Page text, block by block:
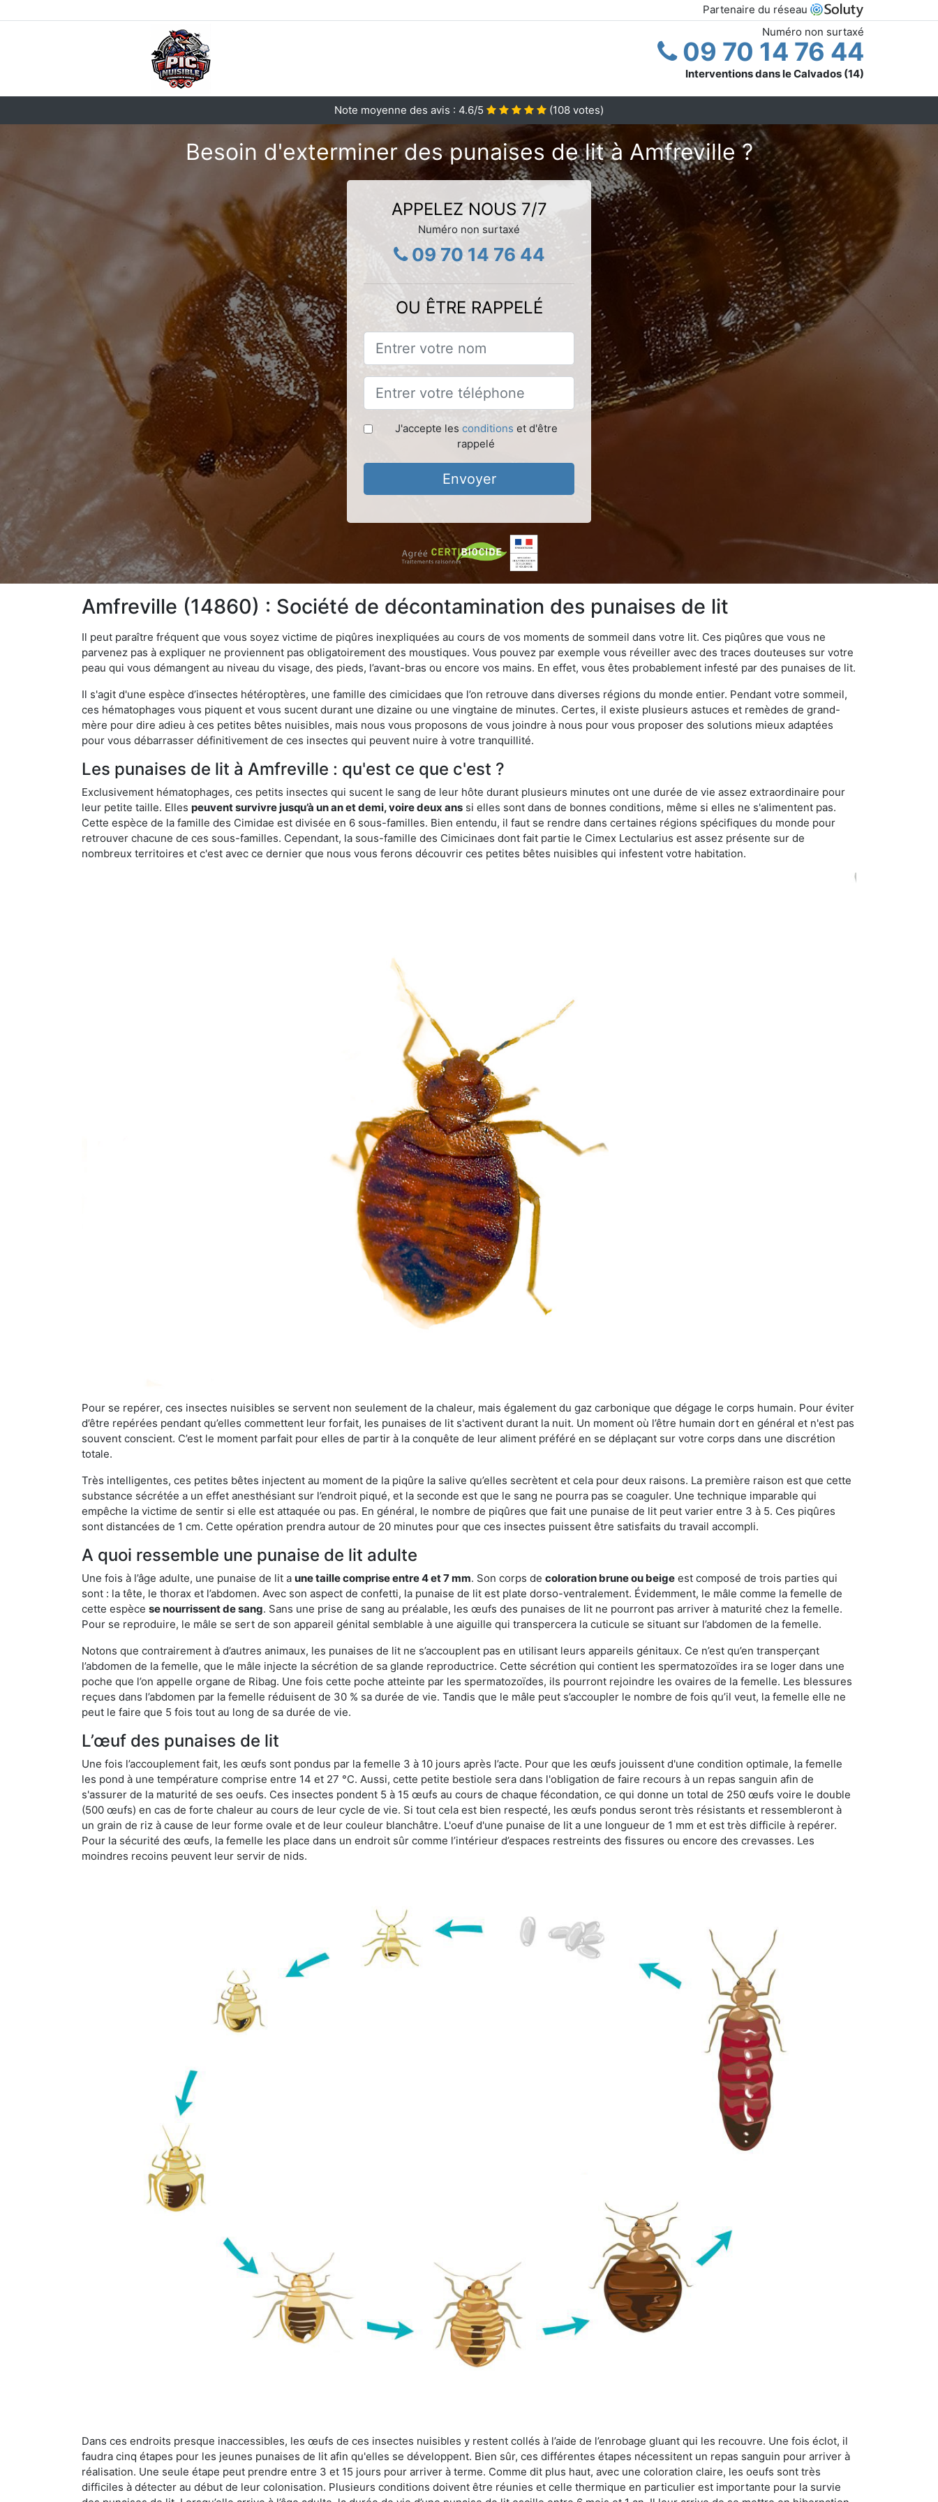
Partenaire du réseau
Numéro non surtaxé
09 70 14 76 44
Interventions dans le Calvados (14)
Note moyenne des avis : 4.6/5 (108 votes)
Besoin d'exterminer des punaises de lit à Amfreville ?
APPELEZ NOUS 7/7
Numéro non surtaxé
09 70 14 76 44
OU ÊTRE RAPPELÉ
J'accepte les conditions et d'être
rappelé
Envoyer
Amfreville (14860) : Société de décontamination des punaises de lit
Il peut paraître fréquent que vous soyez victime de piqûres inexpliquées au cours de vos moments de sommeil dans votre lit. Ces piqûres que vous ne
parvenez pas à expliquer ne proviennent pas obligatoirement des moustiques. Vous pouvez par exemple vous réveiller avec des traces douteuses sur votre
peau qui vous démangent au niveau du visage, des pieds, l’avant-bras ou encore vos mains. En effet, vous êtes probablement infesté par des punaises de lit.
Il s'agit d'une espèce d’insectes hétéroptères, une famille des cimicidaes que l’on retrouve dans diverses régions du monde entier. Pendant votre sommeil,
ces hématophages vous piquent et vous sucent durant une dizaine ou une vingtaine de minutes. Certes, il existe plusieurs astuces et remèdes de grand-
mère pour dire adieu à ces petites bêtes nuisibles, mais nous vous proposons de vous joindre à nous pour vous proposer des solutions mieux adaptées
pour vous débarrasser définitivement de ces insectes qui peuvent nuire à votre tranquillité.
Les punaises de lit à Amfreville : qu'est ce que c'est ?
Exclusivement hématophages, ces petits insectes qui sucent le sang de leur hôte durant plusieurs minutes ont une durée de vie assez extraordinaire pour
leur petite taille. Elles peuvent survivre jusqu’à un an et demi, voire deux ans si elles sont dans de bonnes conditions, même si elles ne s'alimentent pas.
Cette espèce de la famille des Cimidae est divisée en 6 sous-familles. Bien entendu, il faut se rendre dans certaines régions spécifiques du monde pour
retrouver chacune de ces sous-familles. Cependant, la sous-famille des Cimicinaes dont fait partie le Cimex Lectularius est assez présente sur de
nombreux territoires et c'est avec ce dernier que nous vous ferons découvrir ces petites bêtes nuisibles qui infestent votre habitation.
Pour se repérer, ces insectes nuisibles se servent non seulement de la chaleur, mais également du gaz carbonique que dégage le corps humain. Pour éviter
d’être repérées pendant qu’elles commettent leur forfait, les punaises de lit s'activent durant la nuit. Un moment où l’être humain dort en général et n'est pas
souvent conscient. C’est le moment parfait pour elles de partir à la conquête de leur aliment préféré en se déplaçant sur votre corps dans une discrétion
totale.
Très intelligentes, ces petites bêtes injectent au moment de la piqûre la salive qu’elles secrètent et cela pour deux raisons. La première raison est que cette
substance sécrétée a un effet anesthésiant sur l’endroit piqué, et la seconde est que le sang ne pourra pas se coaguler. Une technique imparable qui
empêche la victime de sentir si elle est attaquée ou pas. En général, le nombre de piqûres que fait une punaise de lit peut varier entre 3 à 5. Ces piqûres
sont distancées de 1 cm. Cette opération prendra autour de 20 minutes pour que ces insectes puissent être satisfaits du travail accompli.
A quoi ressemble une punaise de lit adulte
Une fois à l’âge adulte, une punaise de lit a une taille comprise entre 4 et 7 mm. Son corps de coloration brune ou beige est composé de trois parties qui
sont : la tête, le thorax et l’abdomen. Avec son aspect de confetti, la punaise de lit est plate dorso-ventralement. Évidemment, le mâle comme la femelle de
cette espèce se nourrissent de sang. Sans une prise de sang au préalable, les œufs des punaises de lit ne pourront pas arriver à maturité chez la femelle.
Pour se reproduire, le mâle se sert de son appareil génital semblable à une aiguille qui transpercera la cuticule se situant sur l’abdomen de la femelle.
Notons que contrairement à d’autres animaux, les punaises de lit ne s’accouplent pas en utilisant leurs appareils génitaux. Ce n’est qu’en transperçant
l’abdomen de la femelle, que le mâle injecte la sécrétion de sa glande reproductrice. Cette sécrétion qui contient les spermatozoïdes ira se loger dans une
poche que l’on appelle organe de Ribag. Une fois cette poche atteinte par les spermatozoïdes, ils pourront rejoindre les ovaires de la femelle. Les blessures
reçues dans l’abdomen par la femelle réduisent de 30 % sa durée de vie. Tandis que le mâle peut s’accoupler le nombre de fois qu’il veut, la femelle elle ne
peut le faire que 5 fois tout au long de sa durée de vie.
L’œuf des punaises de lit
Une fois l’accouplement fait, les œufs sont pondus par la femelle 3 à 10 jours après l’acte. Pour que les œufs jouissent d'une condition optimale, la femelle
les pond à une température comprise entre 14 et 27 °C. Aussi, cette petite bestiole sera dans l'obligation de faire recours à un repas sanguin afin de
s'assurer de la maturité de ses oeufs. Ces insectes pondent 5 à 15 œufs au cours de chaque fécondation, ce qui donne un total de 250 œufs voire le double
(500 œufs) en cas de forte chaleur au cours de leur cycle de vie. Si tout cela est bien respecté, les œufs pondus seront très résistants et ressembleront à
un grain de riz à cause de leur forme ovale et de leur couleur blanchâtre. L'oeuf d'une punaise de lit a une longueur de 1 mm et est très difficile à repérer.
Pour la sécurité des œufs, la femelle les place dans un endroit sûr comme l’intérieur d’espaces restreints des fissures ou encore des crevasses. Les
moindres recoins peuvent leur servir de nids.
Dans ces endroits presque inaccessibles, les œufs de ces insectes nuisibles y restent collés à l’aide de l’enrobage gluant qui les recouvre. Une fois éclot, il
faudra cinq étapes pour les jeunes punaises de lit afin qu'elles se développent. Bien sûr, ces différentes étapes nécessitent un repas sanguin pour arriver à
réalisation. Une seule étape peut prendre entre 3 et 15 jours pour arriver à terme. Comme dit plus haut, avec une coloration claire, les oeufs sont très
difficiles à détecter au début de leur colonisation. Plusieurs conditions doivent être réunies et celle thermique en particulier est importante pour la survie